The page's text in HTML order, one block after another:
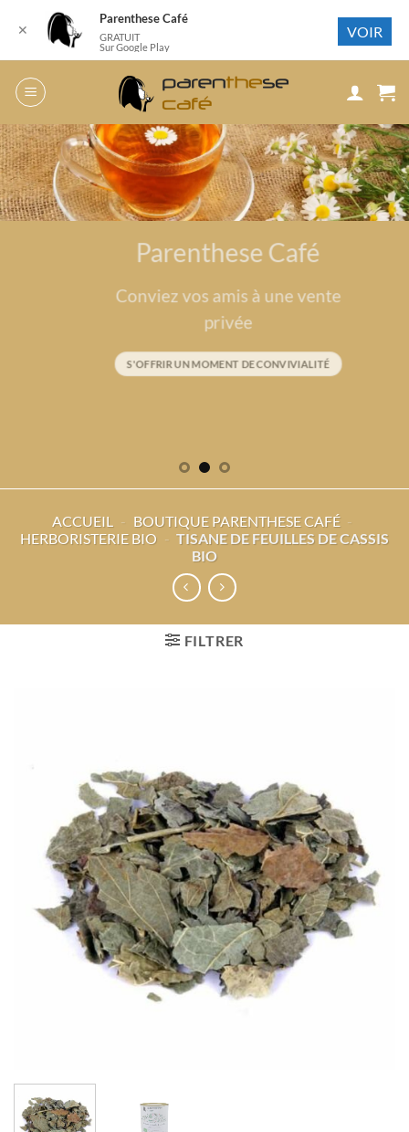
Parenthese Café
Conviez vos amis à une vente
privée
S'OFFRIR UN MOMENT DE CONVIVIALITÉ
ACCUEIL - BOUTIQUE PARENTHESE CAFÉ -
HERBORISTERIE BIO - TISANE DE FEUILLES DE CASSIS
BIO
FILTRER
✕
Parenthese Café
GRATUIT
Sur Google Play
VOIR